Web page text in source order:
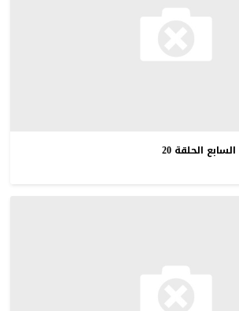
السابع الحلقة 20